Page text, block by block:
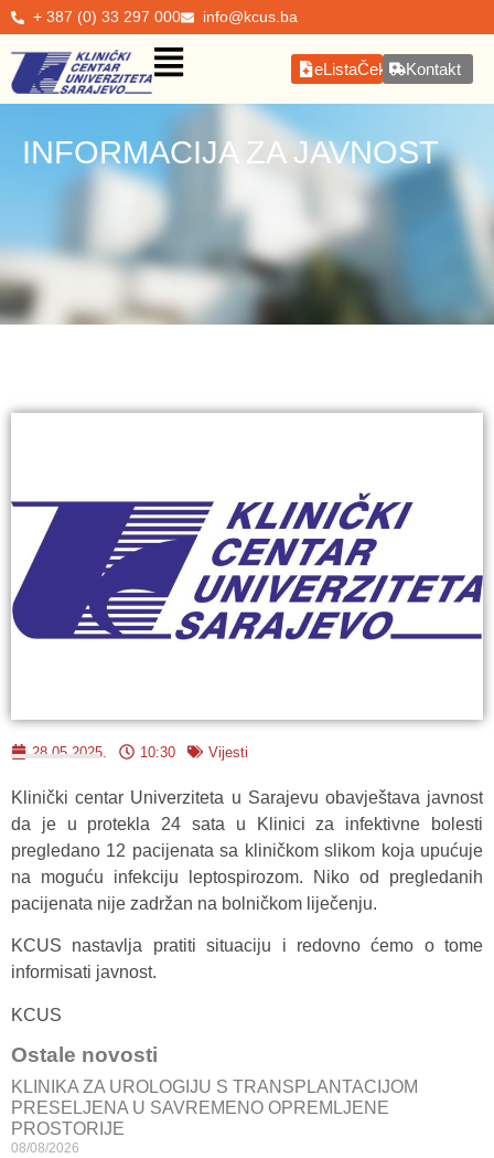
+ 387 (0) 33 297 000 info@kcus.ba
eListaČekanjaKontakt
INFORMACIJA ZA JAVNOST
28.05.2025. 10:30 Vijesti
Klinički centar Univerziteta u Sarajevu obavještava javnost
da je u protekla 24 sata u Klinici za infektivne bolesti
pregledano 12 pacijenata sa kliničkom slikom koja upućuje
na moguću infekciju leptospirozom. Niko od pregledanih
pacijenata nije zadržan na bolničkom liječenju.
KCUS nastavlja pratiti situaciju i redovno ćemo o tome
informisati javnost.
KCUS
Ostale novosti
KLINIKA ZA UROLOGIJU S TRANSPLANTACIJOM
PRESELJENA U SAVREMENO OPREMLJENE
PROSTORIJE
08/08/2026